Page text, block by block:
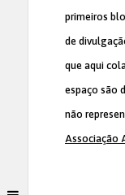
primeiros
de
que aqui
espaço são
não
Associação